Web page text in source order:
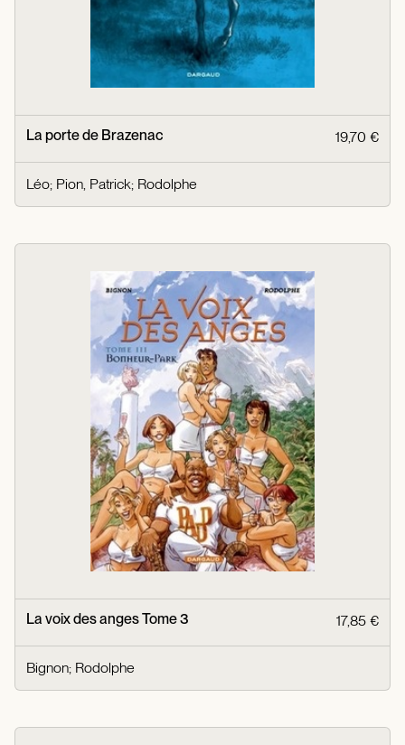
La porte de Brazenac 19,70 €
Léo; Pion, Patrick; Rodolphe
La voix des anges Tome 3 17,85 €
Bignon; Rodolphe